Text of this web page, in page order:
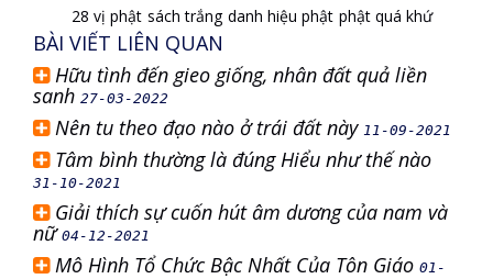
28 vị phật sách trắng danh hiệu phật phật quá khứ
BÀI VIẾT LIÊN QUAN
Hữu tình đến gieo giống, nhân đất quả liền
sanh 27-03-2022
Nên tu theo đạo nào ở trái đất này 11-09-2021
Tâm bình thường là đúng Hiểu như thế nào
31-10-2021
Giải thích sự cuốn hút âm dương của nam và
nữ 04-12-2021
Mô Hình Tổ Chức Bậc Nhất Của Tôn Giáo 01-